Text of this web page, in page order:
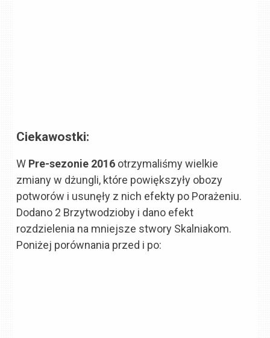
Ciekawostki:
W Pre-sezonie 2016 otrzymaliśmy wielkie
zmiany w dżungli, które powiększyły obozy
potworów i usunęły z nich efekty po Porażeniu.
Dodano 2 Brzytwodzioby i dano efekt
rozdzielenia na mniejsze stwory Skalniakom.
Poniżej porównania przed i po: